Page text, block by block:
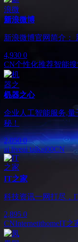
新浪微博
新浪微博官网简介：
4,930 0
CN个性化推荐智能
机器之心
企业人工智能服务,
秘！
2,050 0
ai liveai talkai00CN
IT之家
科技资讯一网打尽，
2,895 0
CNInternetithomeIT之